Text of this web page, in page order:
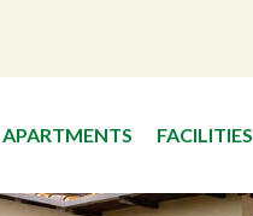
APARTMENTS FACILITIES